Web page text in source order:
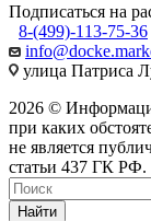
Подписаться на
8-(499)-113-75-36
улица Патриса
2026 ©
при каких
не является
статьи 437 ГК РФ.
Найти